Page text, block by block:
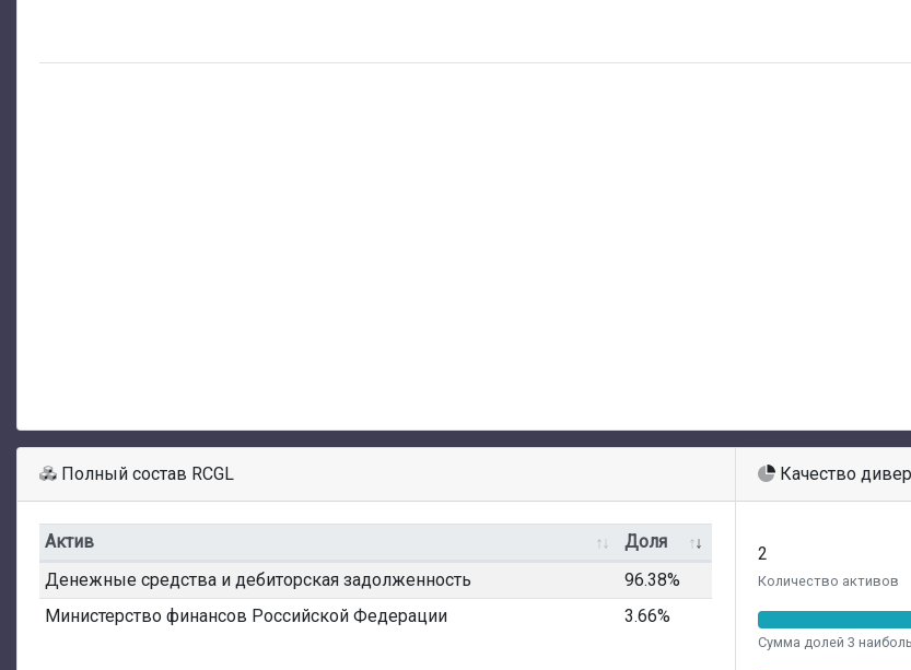
Полный состав RCGL
Актив
Доля
Денежные средства и дебиторская задолженность
96.38%
Министерство финансов Российской Федерации
3.66%
Качество
2
Количество активов
Сумма долей 3